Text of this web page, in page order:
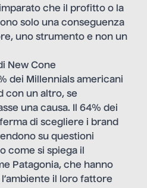
che il profitto o la
solo una conseguenza
uno strumento e non un
New Cone
dei Millennials americani
con un altro, se
una causa. Il 64% dei
di scegliere i brand
su questioni
come si spiega il
Patagonia, che hanno
il loro fattore